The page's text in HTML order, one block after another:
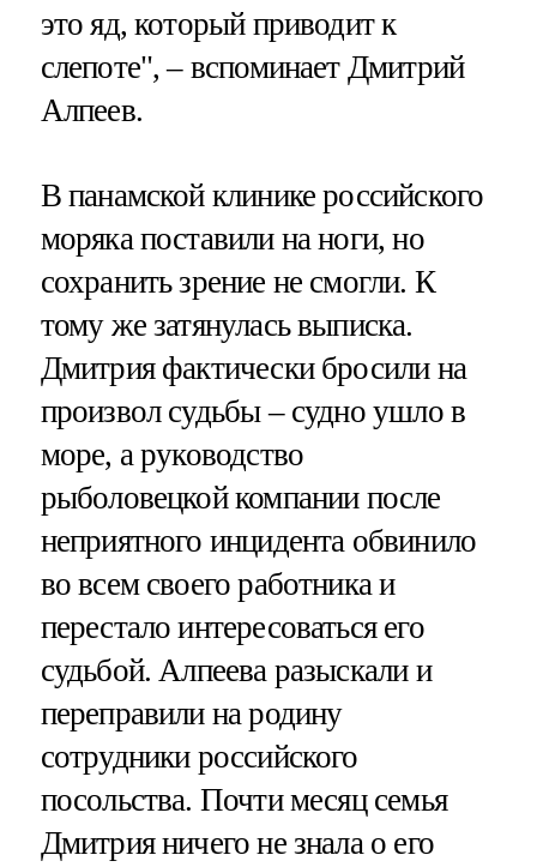
это яд, который приводит к
слепоте", – вспоминает Дмитрий
Алпеев.
В панамской клинике российского
моряка поставили на ноги, но
сохранить зрение не смогли. К
тому же затянулась выписка.
Дмитрия фактически бросили на
произвол судьбы – судно ушло в
море, а руководство
рыболовецкой компании после
неприятного инцидента обвинило
во всем своего работника и
перестало интересоваться его
судьбой. Алпеева разыскали и
переправили на родину
сотрудники российского
посольства. Почти месяц семья
Дмитрия ничего не знала о его